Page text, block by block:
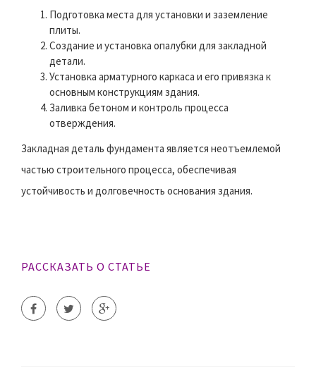
Подготовка места для установки и заземление
плиты.
Создание и установка опалубки для закладной
детали.
Установка арматурного каркаса и его привязка к
основным конструкциям здания.
Заливка бетоном и контроль процесса
отверждения.
Закладная деталь фундамента является неотъемлемой
частью строительного процесса, обеспечивая
устойчивость и долговечность основания здания.
РАССКАЗАТЬ О СТАТЬЕ